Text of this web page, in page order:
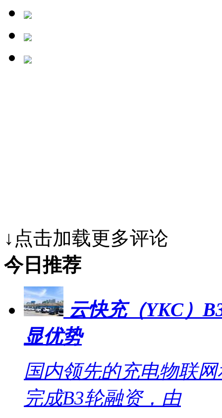
↓点击加载更多评论
今日推荐
云快充（YKC）
显优势
国内领先的充电物联
完成B3轮融资，由